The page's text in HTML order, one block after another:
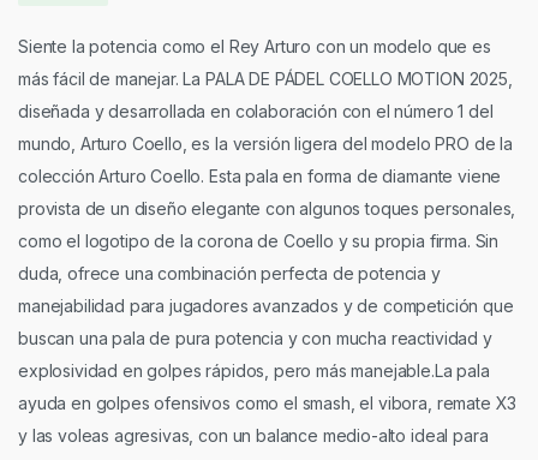
Siente la potencia como el Rey Arturo con un modelo que es
más fácil de manejar. La PALA DE PÁDEL COELLO MOTION 2025,
diseñada y desarrollada en colaboración con el número 1 del
mundo, Arturo Coello, es la versión ligera del modelo PRO de la
colección Arturo Coello. Esta pala en forma de diamante viene
provista de un diseño elegante con algunos toques personales,
como el logotipo de la corona de Coello y su propia firma. Sin
duda, ofrece una combinación perfecta de potencia y
manejabilidad para jugadores avanzados y de competición que
buscan una pala de pura potencia y con mucha reactividad y
explosividad en golpes rápidos, pero más manejable.La pala
ayuda en golpes ofensivos como el smash, el vibora, remate X3
y las voleas agresivas, con un balance medio-alto ideal para